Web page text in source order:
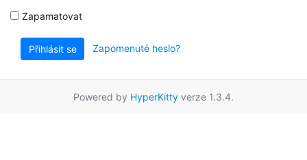
Zapamatovat
Přihlásit se Zapomenuté heslo?
Powered by HyperKitty verze 1.3.4.